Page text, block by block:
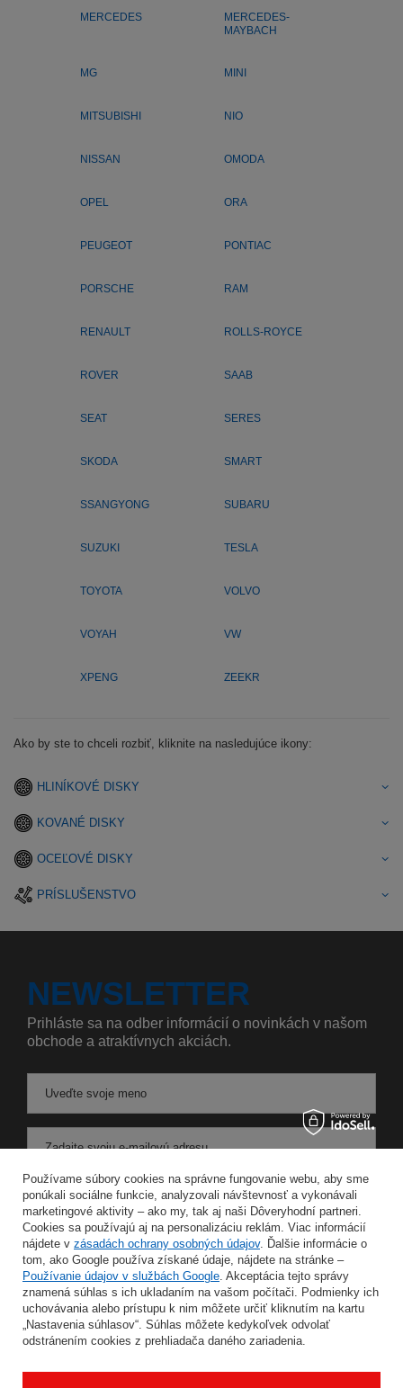
MERCEDES
MERCEDES-
MAYBACH
MG MINI
MITSUBISHI NIO
NISSAN OMODA
OPEL ORA
PEUGEOT PONTIAC
PORSCHE RAM
RENAULT ROLLS-ROYCE
ROVER SAAB
SEAT SERES
SKODA SMART
SSANGYONG SUBARU
SUZUKI TESLA
TOYOTA VOLVO
VOYAH VW
XPENG ZEEKR
Ako by ste to chceli rozbiť, kliknite na nasledujúce ikony:
HLINÍKOVÉ DISKY
KOVANÉ DISKY
OCEĽOVÉ DISKY
PRÍSLUŠENSTVO
NEWSLETTER
Prihláste sa na odber informácií o novinkách v našom
obchode a atraktívnych akciách.
Uveďte svoje meno
Zadajte svoju e-mailovú adresu
Súhlasím so spracovaním svojich osobných údajov na účely a v rozsahu služby Newsletter v
ULOŽIŤ
INFORMÁCIE
Používame súbory cookies na správne fungovanie webu, aby sme
ponúkali sociálne funkcie, analyzovali návštevnosť a vykonávali
marketingové aktivity – ako my, tak aj naši Dôveryhodní partneri.
Cookies sa používajú aj na personalizáciu reklám. Viac informácií
nájdete v zásadách ochrany osobných údajov. Ďalšie informácie o
tom, ako Google používa získané údaje, nájdete na stránke –
Používanie údajov v službách Google. Akceptácia tejto správy
znamená súhlas s ich ukladaním na vašom počítači. Podmienky ich
uchovávania alebo prístupu k nim môžete určiť kliknutím na kartu
„Nastavenia súhlasov“. Súhlas môžete kedykoľvek odvolať
odstránením cookies z prehliadača daného zariadenia.